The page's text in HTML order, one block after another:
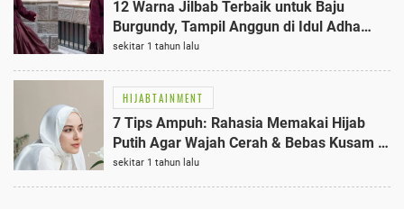
12 Warna Jilbab Terbaik untuk Baju
Burgundy, Tampil Anggun di Idul Adha
2025
sekitar 1 tahun lalu
HIJABTAINMENT
7 Tips Ampuh: Rahasia Memakai Hijab
Putih Agar Wajah Cerah & Bebas Kusam di
Tahun 2025!
sekitar 1 tahun lalu